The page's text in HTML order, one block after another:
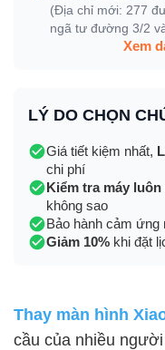
(Địa chỉ mới: 277
ngã tư đường 3/2
Xem
LÝ DO CHỌN
Giá tiết kiệm nhất,
chi phí
Kiểm tra máy
không sao
Bảo hành cảm ứng
Giảm 10% khi đặt
Thay màn hình
cầu của nhiều